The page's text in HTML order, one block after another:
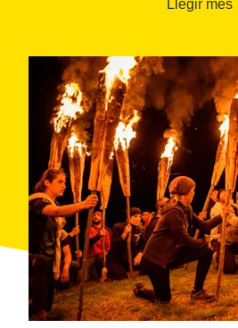
la Creueta, i n'hi ha un altre a
Llegir més